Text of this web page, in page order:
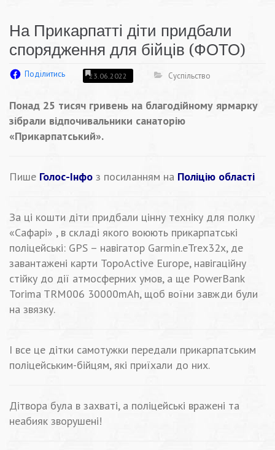
На Прикарпатті діти придбали
спорядження для бійців (ФОТО)
Поділитись 23.06.2022 Суспільство
Понад 25 тисяч гривень на благодійному ярмарку
зібрали відпочивальники санаторію
«Прикарпатський».
Пише Голос-Інфо з посиланням на Поліцію області
За ці кошти діти придбали цінну техніку для полку
«Сафарі» , в складі якого воюють прикарпатські
поліцейські: GPS – навігатор Garmin.eTrex32x, де
завантажені карти TopoActive Europe, навігаційну
стійку до дії атмосферних умов, а ще PowerBank
Torima TRM006 30000mAh, щоб воїни завжди були
на звязку.
І все це дітки самотужки передали прикарпатським
поліцейським-бійцям, які приїхали до них.
Дітвора була в захваті, а поліцейські вражені та
неабияк зворушені!